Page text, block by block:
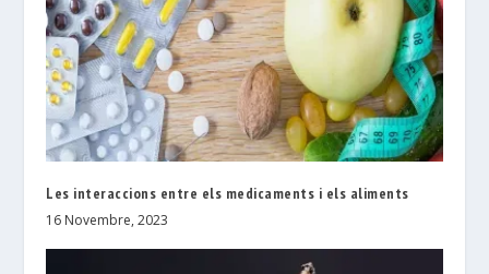
Les interaccions entre els medicaments i els aliments
16 Novembre, 2023